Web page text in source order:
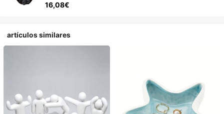
16,08€
artículos similares